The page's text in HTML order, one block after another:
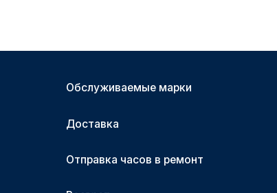
Обслуживаемые марки
Доставка
Отправка часов в ремонт